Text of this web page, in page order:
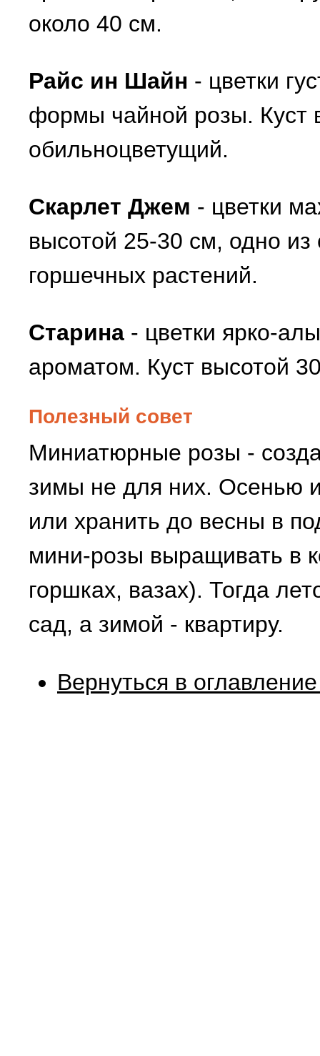
около 40 см.
Райс ин Шайн - цветки
формы чайной розы. Куст
обильноцветущий.
Скарлет Джем - цветки
высотой 25-30 см, одно
горшечных растений.
Старина - цветки ярко-
ароматом. Куст высотой
Полезный совет
Миниатюрные розы -
зимы не для них. Осенью
или хранить до весны в
мини-розы выращивать в
горшках, вазах). Тогда
сад, а зимой - квартиру.
Вернуться в